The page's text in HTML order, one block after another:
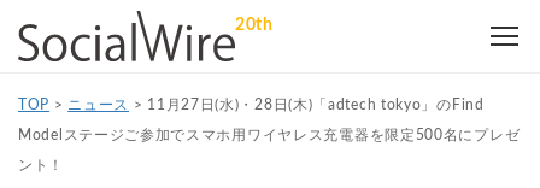
20th
TOP > ニュース > 11月27日(水)・28日(木)「adtech tokyo」のFind
Modelステージご参加でスマホ用ワイヤレス充電器を限定500名にプレゼ
ント！